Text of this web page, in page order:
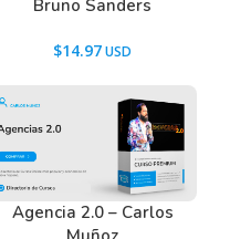
Bruno Sanders
$14.97
Agencia 2.0 – Carlos